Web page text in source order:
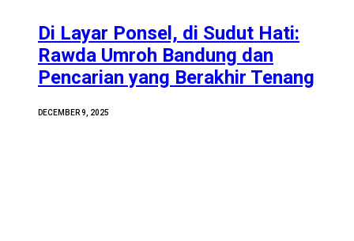
Di Layar Ponsel, di Sudut Hati:
Rawda Umroh Bandung dan
Pencarian yang Berakhir Tenang
DECEMBER 9, 2025